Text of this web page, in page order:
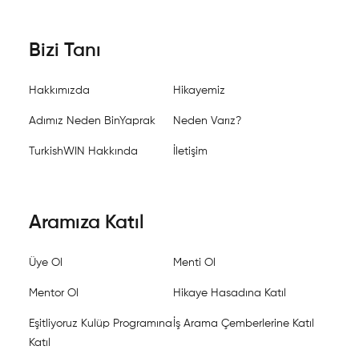
Bizi Tanı
Hakkımızda Hikayemiz
Adımız Neden BinYaprak Neden Varız?
TurkishWIN Hakkında İletişim
Aramıza Katıl
Üye Ol Menti Ol
Mentor Ol Hikaye Hasadına Katıl
Eşitliyoruz Kulüp Programına
Katıl
İş Arama Çemberlerine Katıl